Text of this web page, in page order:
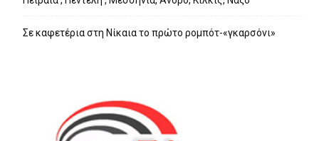
Σε καφετέρια στη Νίκαια το πρώτο ρομπότ-«γκαρσόνι»